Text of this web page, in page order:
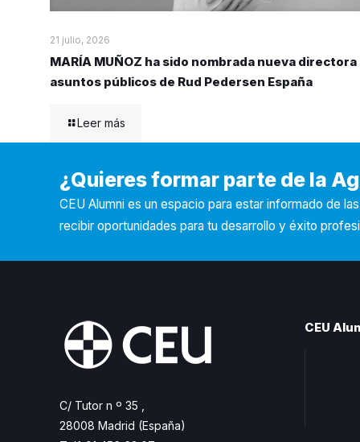
21 julio, 2026
MARÍA MUÑOZ ha sido nombrada nueva directora
asuntos públicos de Rud Pedersen España
Leer más
¿Quieres formar parte de la
CEU Alumni es un espacio para estar informado de
recibir oportunidades para tu desarrollo y éxito
C/ Tutor n º 35 ,
28008 Madrid (España)
CEU